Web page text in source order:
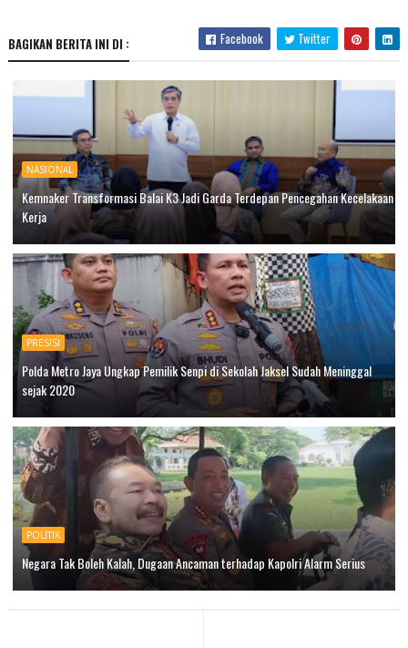
BAGIKAN BERITA INI DI : Facebook Twitter
NASIONAL
Kemnaker Transformasi Balai K3 Jadi Garda Terdepan Pencegahan Kecelakaan
Kerja
PRESISI
Polda Metro Jaya Ungkap Pemilik Senpi di Sekolah Jaksel Sudah Meninggal
sejak 2020
POLITIK
Negara Tak Boleh Kalah, Dugaan Ancaman terhadap Kapolri Alarm Serius